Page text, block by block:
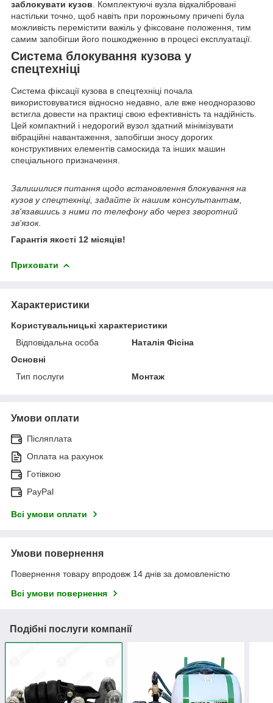
заблокувати кузов. Комплектуючі вузла відкалібровані
настільки точно, щоб навіть при порожньому причепі була
можливість перемістити важіль у фіксоване положення, тим
самим запобігши його пошкодженню в процесі експлуатації.
Система блокування кузова у
спецтехніці
Система фіксації кузова в спецтехніці почала
використовуватися відносно недавно, але вже неодноразово
встигла довести на практиці свою ефективність та надійність.
Цей компактний і недорогий вузол здатний мінімізувати
вібраційні навантаження, запобігши зносу дорогих
конструктивних елементів самоскида та інших машин
спеціального призначення.
Залишилися питання щодо встановлення блокування на
кузов у спецтехніці, задайте їх нашим консультантам,
зв'язавшись з ними по телефону або через зворотний
зв'язок.
Гарантія якості 12 місяців!
Приховати
Характеристики
Користувальницькі характеристики
Відповідальна особа
Наталія Фісіна
Основні
Тип послуги
Монтаж
Умови оплати
Післяплата
Оплата на рахунок
Готівкою
PayPal
Всі умови оплати
Умови повернення
Повернення товару впродовж 14 днів за домовленістю
Всі умови повернення
Подібні послуги компанії